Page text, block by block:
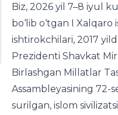
Biz, 2026 yil 7–8 iyul
bo‘lib o‘tgan I Xalqaro
ishtirokchilari, 2017
Prezidenti Shavkat
Birlashgan Millatlar
Assambleyasining 72-
surilgan, islom